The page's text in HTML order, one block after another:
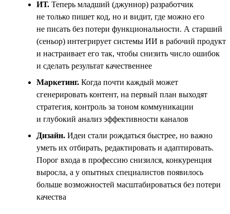
ИТ. Теперь младший (джуниор) разработчик
не только пишет код, но и видит, где можно его
не писать без потери функциональности. А старший
(сеньор) интегрирует системы ИИ в рабочий продукт
и настраивает его так, чтобы снизить число ошибок
и сделать результат качественнее
Маркетинг. Когда почти каждый может
сгенерировать контент, на первый план выходят
стратегия, контроль за тоном коммуникации
и глубокий анализ эффективности каналов
Дизайн. Идеи стали рождаться быстрее, но важно
уметь их отбирать, редактировать и адаптировать.
Порог входа в профессию снизился, конкуренция
выросла, а у опытных специалистов появилось
больше возможностей масштабироваться без потери
качества